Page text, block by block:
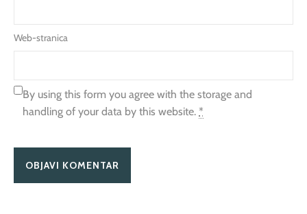
Web-stranica
By using this form you agree with the storage and
handling of your data by this website. *